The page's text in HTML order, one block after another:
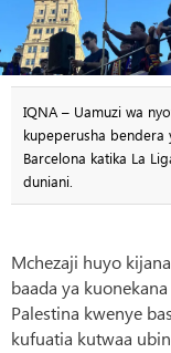
IQNA – Uamuzi wa
kupeperusha bendera
Barcelona katika La
duniani.
Mchezaji huyo
baada ya
Palestina kwenye
kufuatia kutwaa